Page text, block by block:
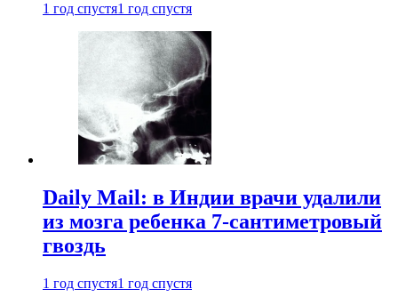
1 год спустя1 год спустя
Daily Mail: в Индии врачи удалили
из мозга ребенка 7-сантиметровый
гвоздь
1 год спустя1 год спустя